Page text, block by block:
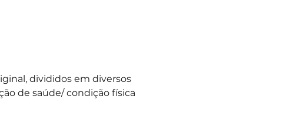
divididos em diversos
de saúde/ condição física